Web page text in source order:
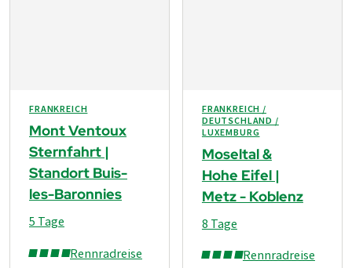
FRANKREICH
Mont Ventoux
Sternfahrt |
Standort Buis-
les-Baronnies
Rennradreise
5 Tage
FRANKREICH /
DEUTSCHLAND /
LUXEMBURG
Moseltal &
Hohe Eifel |
Metz - Koblenz
Rennradreise
8 Tage